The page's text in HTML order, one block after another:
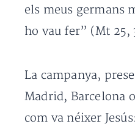
els meus germans
ho vau fer” (Mt 25,
La campanya,
Madrid, Barcelona
com va néixer